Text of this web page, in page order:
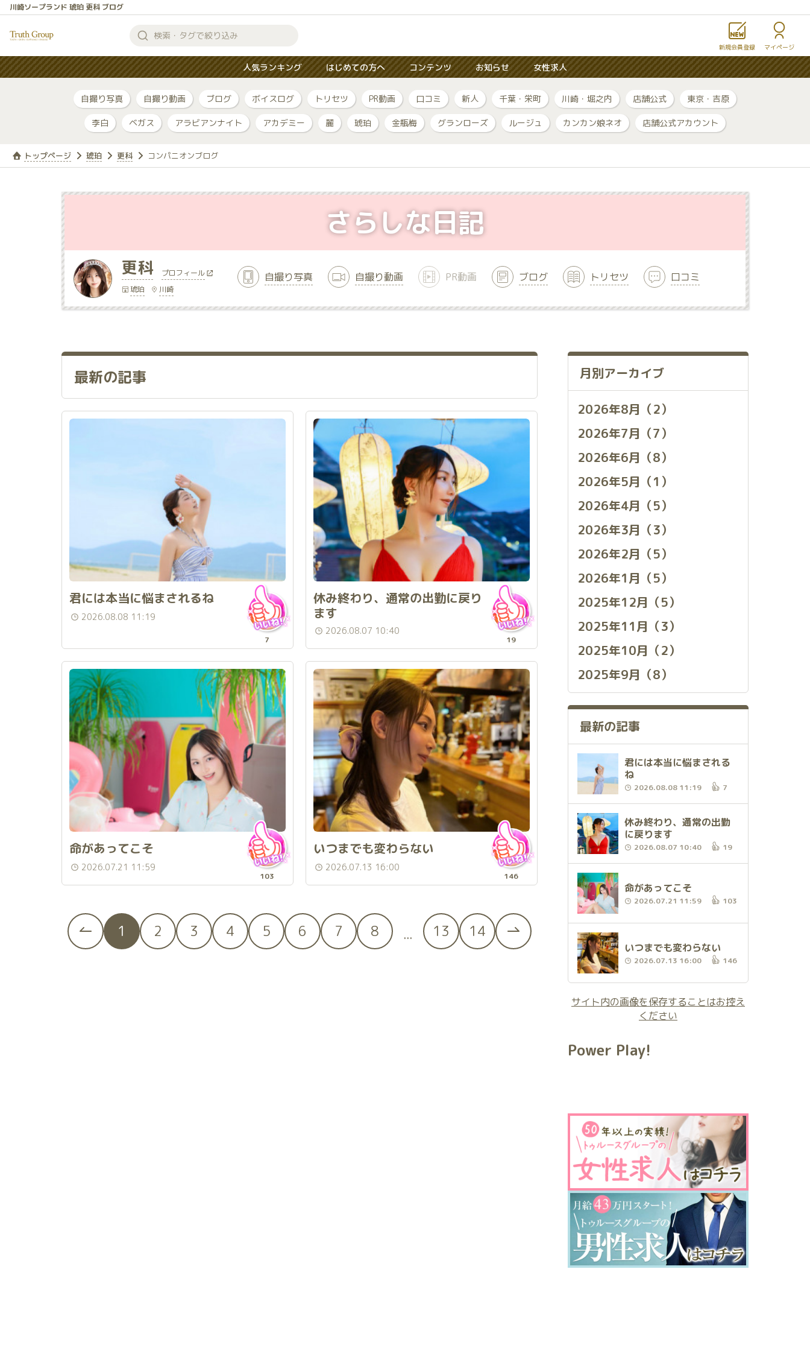
川崎ソープランド 琥珀 更科 ブログ
索
す
る
新規会員登録 マイページ
人気ランキング はじめての方へ コンテンツ お知らせ 女性求人
自撮り写真 自撮り動画 ブログ ボイスログ トリセツ PR動画 口コミ 新人 千葉・栄町 川崎・堀之内 店舗公式 東京・吉原
李白 ベガス アラビアンナイト アカデミー 麗 琥珀 金瓶梅 グランローズ ルージュ カンカン娘ネオ 店舗公式アカウント
トップページ 琥珀 更科 コンパニオンブログ
更科
プロフィール
琥珀
川崎
自撮り写真 自撮り動画 PR動画 ブログ トリセツ 口コミ
さらしな日記
最新の記事
君には本当に悩まされるね
2026.08.08 11:19
7
休み終わり、通常の出勤に戻り
ます
2026.08.07 10:40
19
命があってこそ
2026.07.21 11:59
103
いつまでも変わらない
2026.07.13 16:00
146
1 2 3 4 5 6 7 8 ... 13 14
月別アーカイブ
2026年8月（2）
2026年7月（7）
2026年6月（8）
2026年5月（1）
2026年4月（5）
2026年3月（3）
2026年2月（5）
2026年1月（5）
2025年12月（5）
2025年11月（3）
2025年10月（2）
2025年9月（8）
最新の記事
君には本当に悩まされる
ね
2026.08.08 11:19 7
休み終わり、通常の出勤
に戻ります
2026.08.07 10:40 19
命があってこそ
2026.07.21 11:59 103
いつまでも変わらない
2026.07.13 16:00 146
サイト内の画像を保存することはお控え
ください
Power Play!